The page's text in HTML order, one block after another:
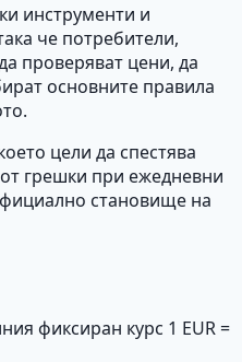
инструменти и
че потребители,
проверяват цени, да
основните правила
цели да спестява
грешки при ежедневни
становище на
фиксиран курс 1 EUR =